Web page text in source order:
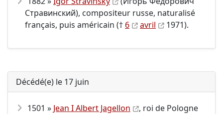
Стравинский), compositeur russe, naturalisé
français, puis américain († 6 avril 1971).
Décédé(e) le 17 juin
1501 » Jean IAlbert Jagellon
, roi de Pologne